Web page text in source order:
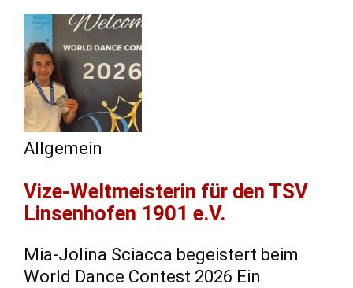
Allgemein
Vize-Weltmeisterin für den TSV
Linsenhofen 1901 e.V.
Mia-Jolina Sciacca begeistert beim
World Dance Contest 2026 Ein
Inhalte und
Angebote zu
sehen.